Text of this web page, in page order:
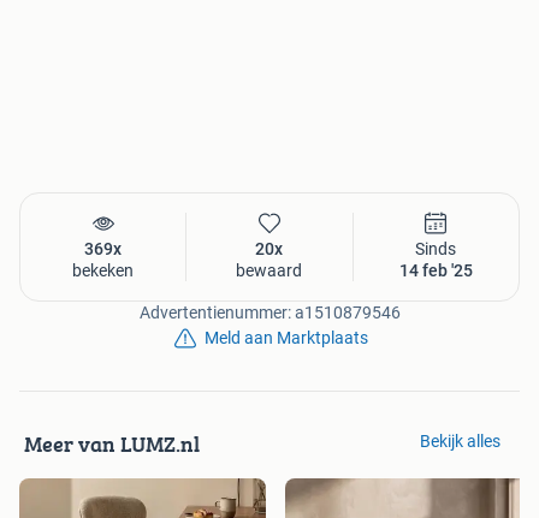
369x
bekeken
20x
bewaard
Sinds
14 feb '25
Advertentienummer: a1510879546
Meld aan Marktplaats
Meer van LUMZ.nl Bekijk alles